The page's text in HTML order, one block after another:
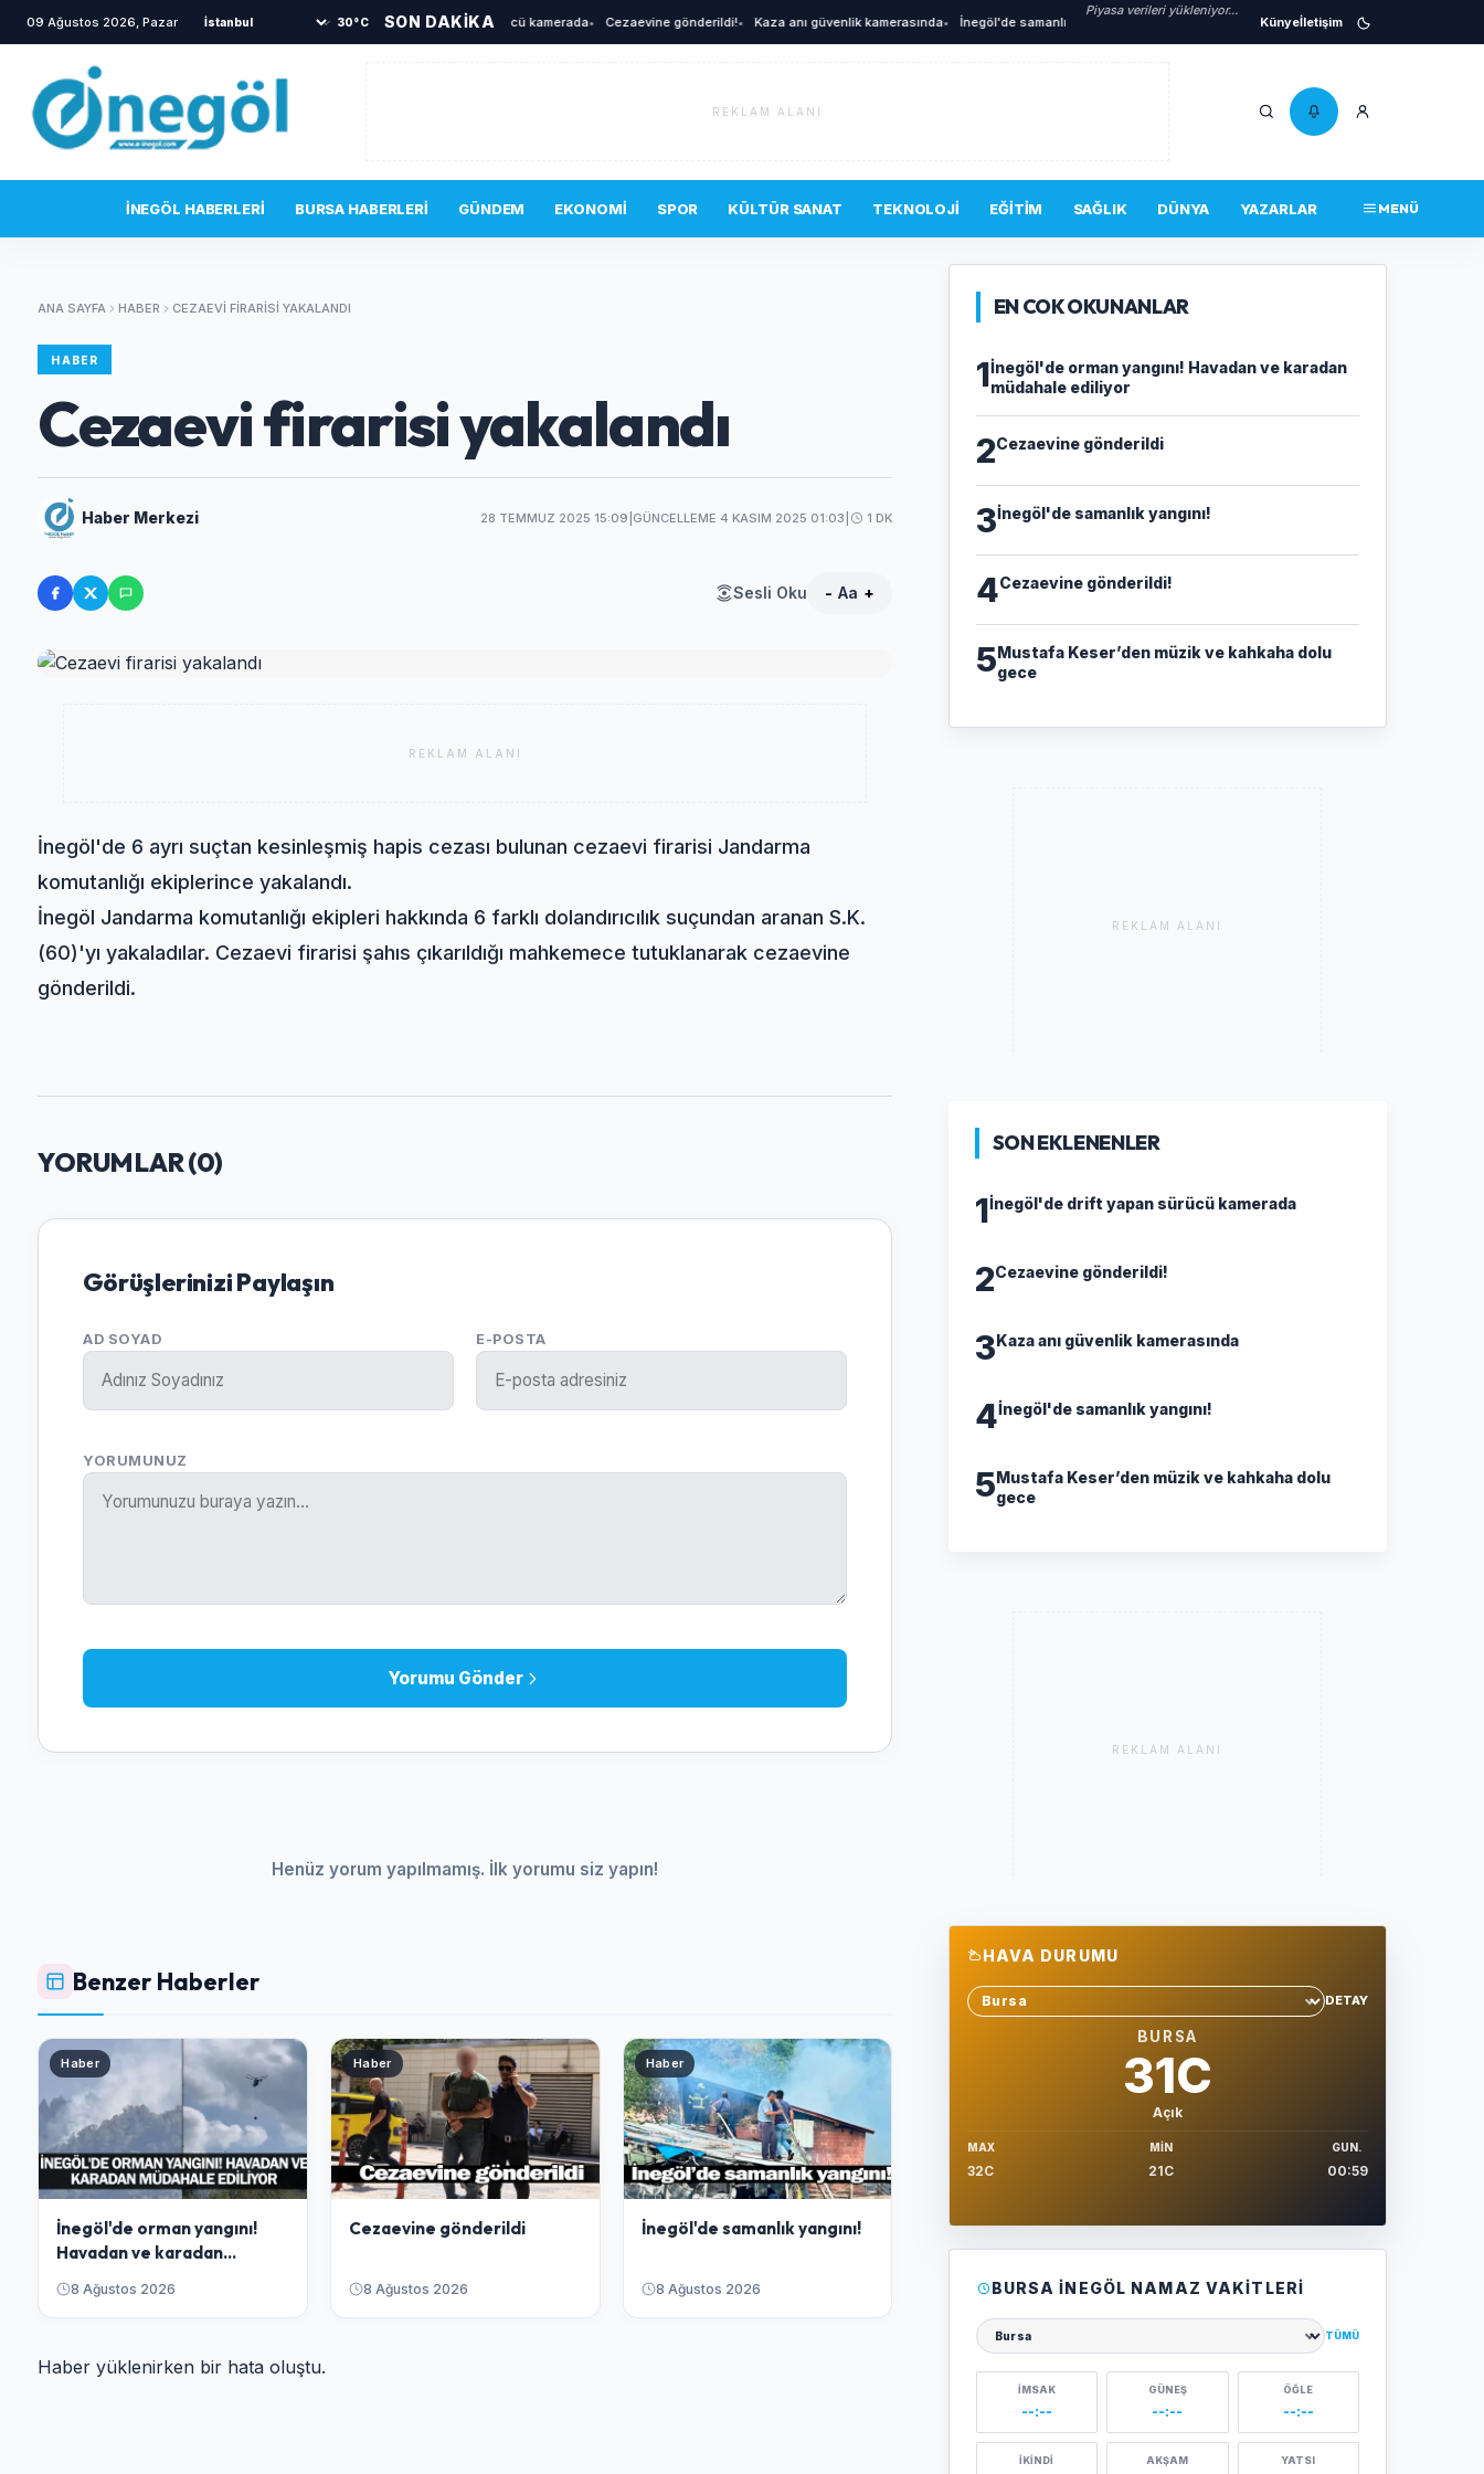
09 Ağustos 2026, Pazar 30°C SON DAKİKA
İnegöl'de drift yapan sürücü kamerada• Cezaevine gönderildi!• Kaza anı güvenlik kamerasında• İnegöl'de samanlık yangını! • Mustafa Keser’den müzik ve kahkaha dolu gece
Piyasa verileri yükleniyor...
Künyeİletişim
REKLAM ALANI
İNEGÖL HABERLERI BURSA HABERLERI GÜNDEM EKONOMI SPOR KÜLTÜR SANAT TEKNOLOJI EĞITIM SAĞLIK DÜNYA YAZARLAR MENÜ
ANA SAYFA HABER CEZAEVI FIRARISI YAKALANDI
HABER
Cezaevi firarisi yakalandı
Haber Merkezi 28 TEMMUZ 2025 15:09 GÜNCELLEME 4 KASIM 2025 01:03 1 DK
Sesli Oku - Aa +
REKLAM ALANI
İnegöl'de 6 ayrı suçtan kesinleşmiş hapis cezası bulunan cezaevi firarisi Jandarma
komutanlığı ekiplerince yakalandı.
İnegöl Jandarma komutanlığı ekipleri hakkında 6 farklı dolandırıcılık suçundan aranan S.K.
(60)'yı yakaladılar. Cezaevi firarisi şahıs çıkarıldığı mahkemece tutuklanarak cezaevine
gönderildi.
YORUMLAR (0)
Görüşlerinizi Paylaşın
AD SOYAD E-POSTA
YORUMUNUZ
Yorumu Gönder
Henüz yorum yapılmamış. İlk yorumu siz yapın!
Benzer Haberler
Haber
İnegöl'de orman yangını!
Havadan ve karadan
müdahale ediliyor
8 Ağustos 2026
Haber
Cezaevine gönderildi
8 Ağustos 2026
Haber
İnegöl'de samanlık yangını!
8 Ağustos 2026
Haber yüklenirken bir hata oluştu.
EN COK OKUNANLAR
1İnegöl'de orman yangını! Havadan ve karadan
müdahale ediliyor
2Cezaevine gönderildi
3İnegöl'de samanlık yangını!
4Cezaevine gönderildi!
5Mustafa Keser’den müzik ve kahkaha dolu
gece
REKLAM ALANI
SON EKLENENLER
1İnegöl'de drift yapan sürücü kamerada
2Cezaevine gönderildi!
3Kaza anı güvenlik kamerasında
4İnegöl'de samanlık yangını!
5Mustafa Keser’den müzik ve kahkaha dolu
gece
REKLAM ALANI
HAVA DURUMU
Sehir sec
DETAY
BURSA
31C
Açık
MAX
32C
MIN
21C
GUN.
00:59
BURSA İNEGÖL NAMAZ VAKITLERI
Şehir seçin
TÜMÜ
İMSAK
--:--
GÜNEŞ
--:--
ÖĞLE
--:--
İKINDI AKŞAM YATSI